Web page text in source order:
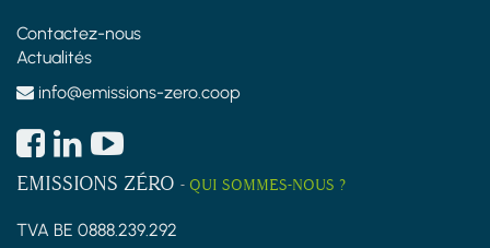
Contactez-nous
Actualités
info@emissions-zero.coop
EMISSIONS ZÉRO - QUI SOMMES-NOUS ?
TVA BE 0888.239.292